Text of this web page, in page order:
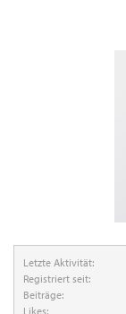
Letzte Aktivität:
Registriert seit:
Beiträge:
Likes: